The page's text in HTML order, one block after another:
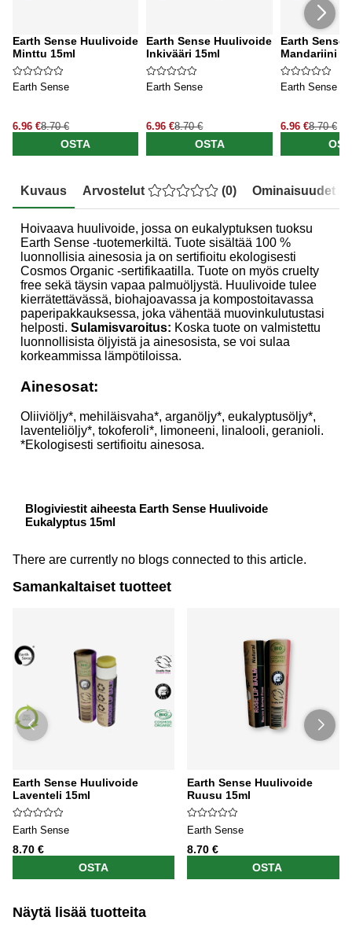
Earth Sense Huulivoide
Minttu 15ml
Earth Sense
6.96 €8.70 €
OSTA
Earth Sense Huulivoide
Inkivääri 15ml
Earth Sense
6.96 €8.70 €
OSTA
Earth Sense
Mandariini
Earth Sense
6.96 €8.70 €
Kuvaus Arvostelut (0) Ominaisuudet
Hoivaava huulivoide, jossa on eukalyptuksen tuoksu
Earth Sense -tuotemerkiltä. Tuote sisältää 100 %
luonnollisia ainesosia ja on sertifioitu ekologisesti
Cosmos Organic -sertifikaatilla. Tuote on myös cruelty
free sekä täysin vapaa palmuöljystä. Huulivoide tulee
kierrätettävässä, biohajoavassa ja kompostoitavassa
paperipakkauksessa, joka vähentää muovinkulutustasi
helposti. Sulamisvaroitus: Koska tuote on valmistettu
luonnollisista öljyistä ja ainesosista, se voi sulaa
korkeammissa lämpötiloissa.
Ainesosat:
Oliiviöljy*, mehiläisvaha*, arganöljy*, eukalyptusöljy*,
laventeliöljy*, tokoferoli*, limoneeni, linalooli, geranioli.
*Ekologisesti sertifioitu ainesosa.
Blogiviestit aiheesta Earth Sense Huulivoide
Eukalyptus 15ml
There are currently no blogs connected to this article.
Samankaltaiset tuotteet
Earth Sense Huulivoide
Laventeli 15ml
Earth Sense
8.70 €
OSTA
Earth Sense Huulivoide
Ruusu 15ml
Earth Sense
8.70 €
OSTA
Näytä lisää tuotteita